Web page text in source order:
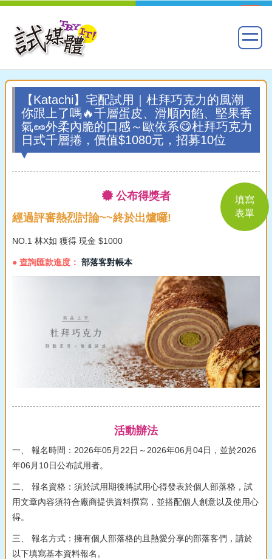
【Katachi】宅配試用｜杜拜巧克力的風潮
你跟上了嗎🔥千層蛋皮、滑順內餡、堅果香
氣🥜外柔內脆的口感～歐依系😋杜拜巧克力
日式千層捲，價值$1080元，招募10位
公布得獎者
經過評審熱烈討論~~終於出爐囉!
NO.1 林X如 獲得 現金 $1000
● 查詢匯款進度： 部落客對帳本
活動辦法
一、 報名時間：2026年05月22日～2026年06月04日，並於2026
年06月10日公布試用者。
二、 報名資格：須於試用期後將試用心得發表於個人部落格，試
用文章內容須符合廠商提供資料撰寫，並搭配個人創意以及使用心
得。
三、 報名方式：擁有個人部落格的且熱愛分享的部落客們，請於
以下填寫基本資料報名。
填寫
表單